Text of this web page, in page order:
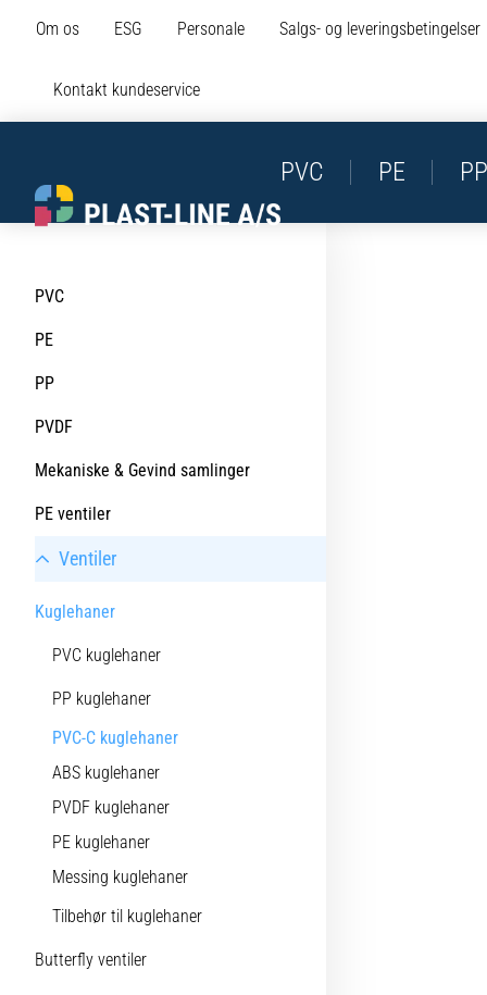
Om os ESG Personale Salgs- og leveringsbetingelser
Kontakt kundeservice
PVC PE PP
PVC
PE
PP
PVDF
Mekaniske & Gevind samlinger
PE ventiler
Ventiler
Kuglehaner
PVC kuglehaner
PP kuglehaner
PVC-C kuglehaner
ABS kuglehaner
PVDF kuglehaner
PE kuglehaner
Messing kuglehaner
Tilbehør til kuglehaner
Butterfly ventiler